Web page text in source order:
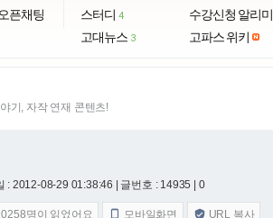
픈채팅 스터디 4
고대뉴스 3
수강신청 알리미
고파스 위키
기, 자작 연재 콘텐츠!
: 2012-08-29 01:38:46 | 글번호 : 14935 | 0
명이 읽었어요  모바일화면  URL 복사